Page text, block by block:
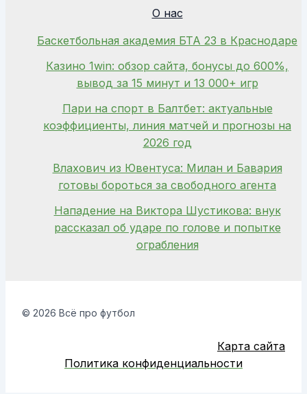
О нас
Баскетбольная академия БТА 23 в Краснодаре
Казино 1win: обзор сайта, бонусы до 600%,
вывод за 15 минут и 13 000+ игр
Пари на спорт в Балтбет: актуальные
коэффициенты, линия матчей и прогнозы на
2026 год
Влахович из Ювентуса: Милан и Бавария
готовы бороться за свободного агента
Нападение на Виктора Шустикова: внук
рассказал об ударе по голове и попытке
ограбления
© 2026 Всё про футбол
Карта сайта
Политика конфиденциальности